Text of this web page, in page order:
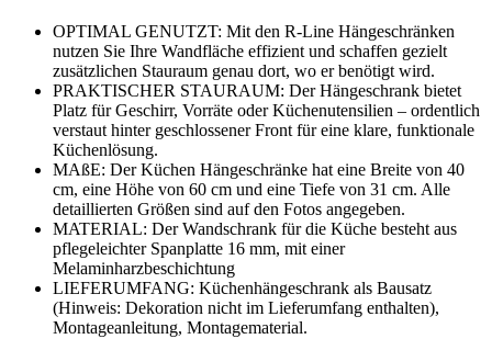
OPTIMAL GENUTZT: Mit den R-Line Hängeschränken
nutzen Sie Ihre Wandfläche effizient und schaffen gezielt
zusätzlichen Stauraum genau dort, wo er benötigt wird.
PRAKTISCHER STAURAUM: Der Hängeschrank bietet
Platz für Geschirr, Vorräte oder Küchenutensilien – ordentlich
verstaut hinter geschlossener Front für eine klare, funktionale
Küchenlösung.
MAßE: Der Küchen Hängeschränke hat eine Breite von 40
cm, eine Höhe von 60 cm und eine Tiefe von 31 cm. Alle
detaillierten Größen sind auf den Fotos angegeben.
MATERIAL: Der Wandschrank für die Küche besteht aus
pflegeleichter Spanplatte 16 mm, mit einer
Melaminharzbeschichtung
LIEFERUMFANG: Küchenhängeschrank als Bausatz
(Hinweis: Dekoration nicht im Lieferumfang enthalten),
Montageanleitung, Montagematerial.